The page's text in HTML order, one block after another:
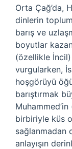
Orta Çağ’da,
dinlerin
barış ve
boyutlar
(özellikle İncil)
vurgularken,
hoşgörüyü
barıştırmak
birbiriyle küs
sağlanmadan
anlayışın